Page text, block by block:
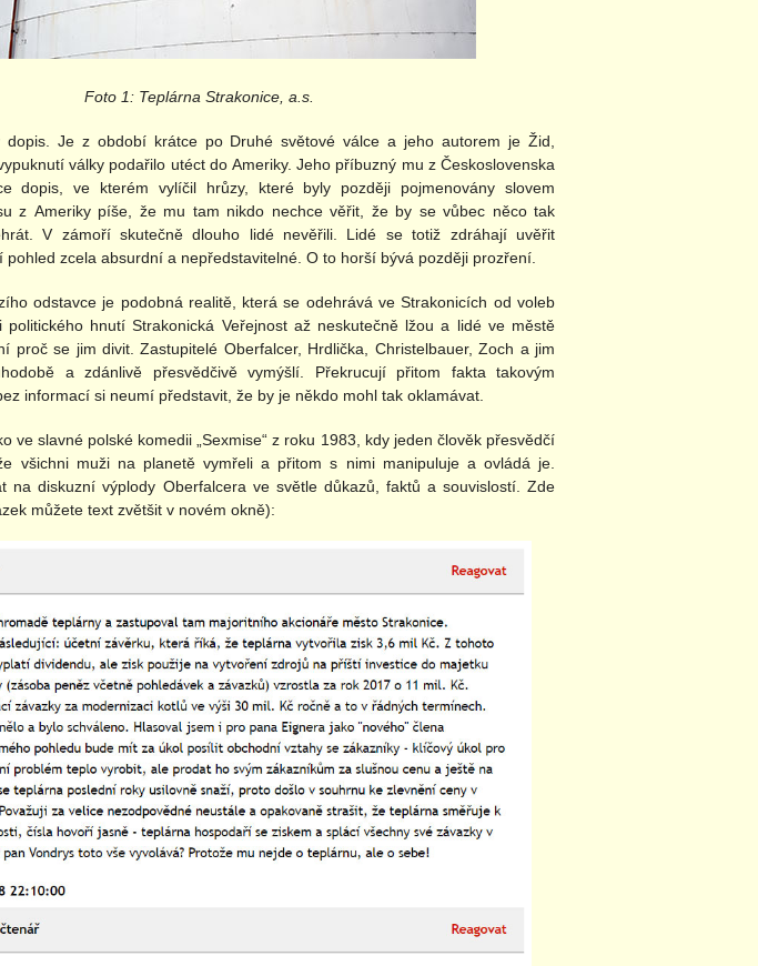
Foto 1: Teplárna Strakonice, a.s.
dopis. Je z období krátce po Druhé světové válce a jeho autorem je Žid,
války podařilo utéct do Ameriky. Jeho příbuzný mu z Československa
dopis, ve kterém vylíčil hrůzy, které byly později pojmenovány slovem
z Ameriky píše, že mu tam nikdo nechce věřit, že by se vůbec něco tak
V zámoří skutečně dlouho lidé nevěřili. Lidé se totiž zdráhají uvěřit
pohled zcela absurdní a nepředstavitelné. O to horší bývá později prozření.
odstavce je podobná realitě, která se odehrává ve Strakonicích od voleb
hnutí Strakonická Veřejnost až neskutečně lžou a lidé ve městě
proč se jim divit. Zastupitelé Oberfalcer, Hrdlička, Christelbauer, Zoch a jim
a zdánlivě přesvědčivě vymýšlí. Překrucují přitom fakta takovým
informací si neumí představit, že by je někdo mohl tak oklamávat.
ve slavné polské komedii „Sexmise“ z roku 1983, kdy jeden člověk přesvědčí
všichni muži na planetě vymřeli a přitom s nimi manipuluje a ovládá je.
na diskuzní výplody Oberfalcera ve světle důkazů, faktů a souvislostí. Zde
můžete text zvětšit v novém okně):